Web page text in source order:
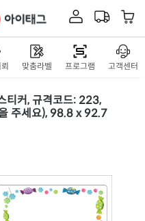
맞춤라벨 프로그램 고객센터
티커, 규격코드: 223,
주세요), 98.8 x 92.7